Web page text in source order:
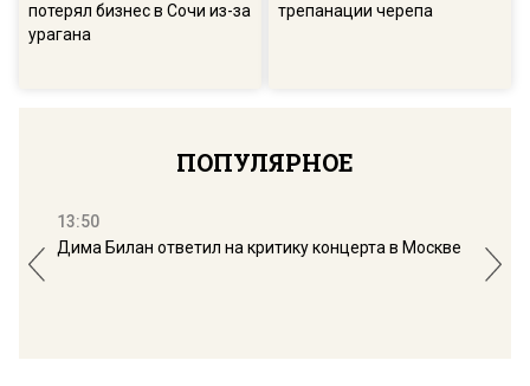
потерял бизнес в Сочи из-за
урагана
трепанации черепа
ПОПУЛЯРНОЕ
13:50
Дима Билан ответил на критику концерта в Москве